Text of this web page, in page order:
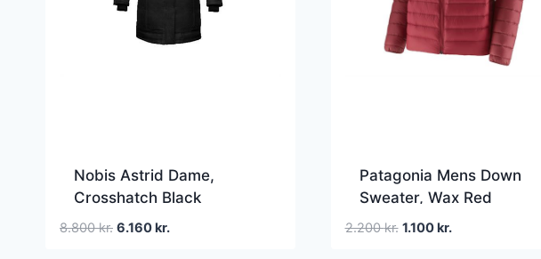
Nobis Astrid Dame,
Crosshatch Black
8.800kr. Den
6.160kr.Den
Patagonia Mens Down
Sweater, Wax Red
2.200kr. Den
1.100kr.Den